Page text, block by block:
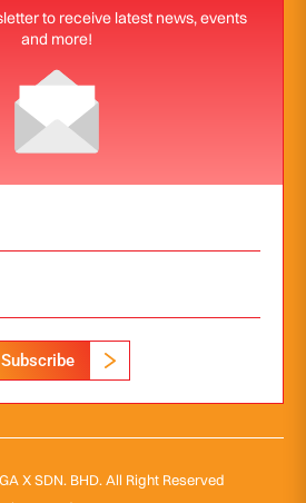
to receive latest news, events
and more!
Subscribe
X SDN. BHD. All Right Reserved